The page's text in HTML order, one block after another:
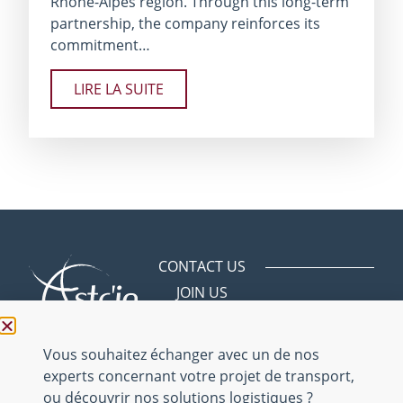
partnership, the company reinforces its
commitment…
LIRE LA SUITE
CONTACT US
JOIN US
01150 Saint
Vulbas
Vous souhaitez échanger avec un de nos
experts concernant votre projet de transport,
ou découvrir nos solutions logistiques ?